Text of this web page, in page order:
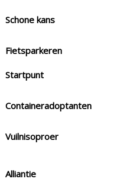
Schone kans
Fietsparkeren
Startpunt
Containeradoptanten
Vuilnisoproer
Alliantie